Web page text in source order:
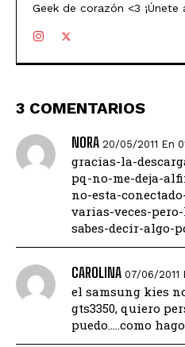
Geek de corazón <3 ¡Únete
3 COMENTARIOS
NORA 20/05/2011 En
gracias-la-
pq-no-me-deja-
no-esta-
varias-veces-
sabes-decir-algo-
CAROLINA 07/06/2011
el samsung kies
gts3350, quiero
puedo…..como